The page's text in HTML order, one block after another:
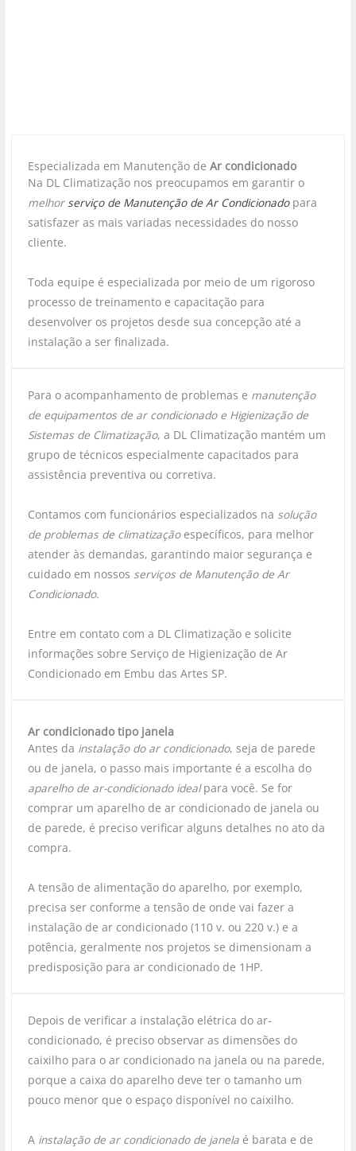
Especializada em Manutenção de Ar condicionado
Na DL Climatização nos preocupamos em garantir o
melhor serviço de Manutenção de Ar Condicionadopara
satisfazer as mais variadas necessidades do nosso
cliente.
Toda equipe é especializada por meio de um rigoroso
processo de treinamento e capacitação para
desenvolver os projetos desde sua concepção até a
instalação a ser finalizada.
Para o acompanhamento de problemas e manutenção
de equipamentos de ar condicionado e Higienização de
Sistemas de Climatização, a DL Climatização mantém um
grupo de técnicos especialmente capacitados para
assistência preventiva ou corretiva.
Contamos com funcionários especializados na solução
de problemas de climatizaçãoespecíficos, para melhor
atender às demandas, garantindo maior segurança e
cuidado em nossos serviços de Manutenção de Ar
Condicionado.
Entre em contato com a DL Climatização e solicite
informações sobre Serviço de Higienização de Ar
Condicionado em Embu das Artes SP.
Ar condicionado tipo janela
Antes da instalação do ar condicionado, seja de parede
ou de janela, o passo mais importante é a escolha do
aparelho de ar-condicionado idealpara você. Se for
comprar um aparelho de ar condicionado de janela ou
de parede, é preciso verificar alguns detalhes no ato da
compra.
A tensão de alimentação do aparelho, por exemplo,
precisa ser conforme a tensão de onde vai fazer a
instalação de ar condicionado (110 v. ou 220 v.) e a
potência, geralmente nos projetos se dimensionam a
predisposição para ar condicionado de 1HP.
Depois de verificar a instalação elétrica do ar-
condicionado, é preciso observar as dimensões do
caixilho para o ar condicionado na janela ou na parede,
porque a caixa do aparelho deve ter o tamanho um
pouco menor que o espaço disponível no caixilho.
A instalação de ar condicionado de janelaé barata e de